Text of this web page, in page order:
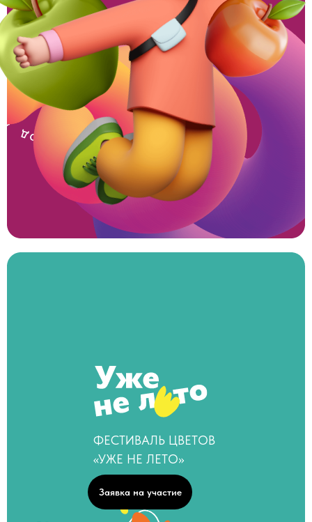
ФЕСТИВАЛЬ ЦВЕТОВ
«УЖЕ НЕ ЛЕТО»
Заявка на участие